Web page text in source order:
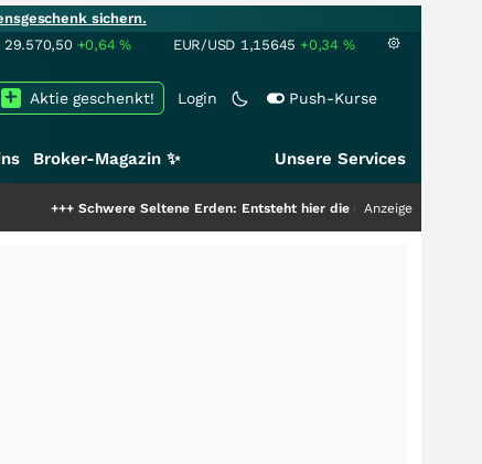
sichern.
29.570,50 +0,64% EUR/USD 1,15645 +0,34 %
Login Push-Kurse
Aktie geschenkt!
Broker-Magazin ✨ Unsere Services
Schwere Seltene Erden: Entsteht hier die nächste Milliardenstory?
Anzeige